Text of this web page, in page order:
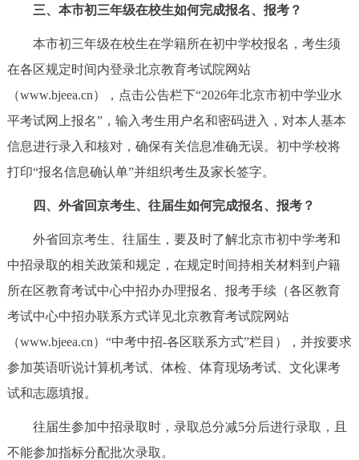
便民服务 利企服务 投资项目
政民互动
北京概况 十六区概览 人文北京
绿色北京 图说北京 视频北京
多语种
ENGLISH
三、本市初三年级在校生如何完成报名、报考？
本市初三年级在校生在学籍所在初中学校报名，考生须
在各区规定时间内登录北京教育考试院网站
（www.bjeea.cn），点击公告栏下“2026年北京市初中学业水
平考试网上报名”，输入考生用户名和密码进入，对本人基本
信息进行录入和核对，确保有关信息准确无误。初中学校将
打印“报名信息确认单”并组织考生及家长签字。
四、外省回京考生、往届生如何完成报名、报考？
外省回京考生、往届生，要及时了解北京市初中学考和
中招录取的相关政策和规定，在规定时间持相关材料到户籍
所在区教育考试中心中招办办理报名、报考手续（各区教育
考试中心中招办联系方式详见北京教育考试院网站
（www.bjeea.cn）“中考中招-各区联系方式”栏目），并按要求
参加英语听说计算机考试、体检、体育现场考试、文化课考
试和志愿填报。
往届生参加中招录取时，录取总分减5分后进行录取，且
不能参加指标分配批次录取。